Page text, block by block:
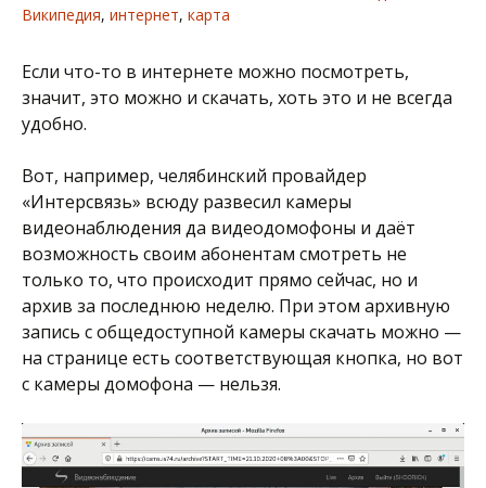
Википедия, интернет, карта
Если что-то в интернете можно посмотреть,
значит, это можно и скачать, хоть это и не всегда
удобно.
Вот, например, челябинский провайдер
«Интерсвязь» всюду развесил камеры
видеонаблюдения да видеодомофоны и даёт
возможность своим абонентам смотреть не
только то, что происходит прямо сейчас, но и
архив за последнюю неделю. При этом архивную
запись с общедоступной камеры скачать можно —
на странице есть соответствующая кнопка, но вот
с камеры домофона — нельзя.